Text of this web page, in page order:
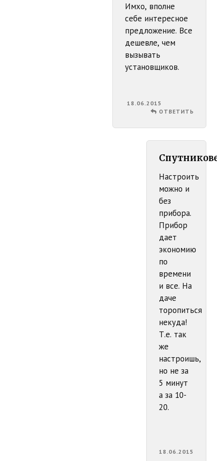
Имхо, вполне
себе интересное
предложение. Все
дешевле, чем
вызывать
установщиков.
18.06.2015
ОТВЕТИТЬ
Настроить
можно и
без
прибора.
Прибор
дает
экономию
по
времени
и все. На
даче
торопиться
некуда!
Т.е. так
же
настроишь,
но не за
5 минут
а за 10-
20.
18.06.2015